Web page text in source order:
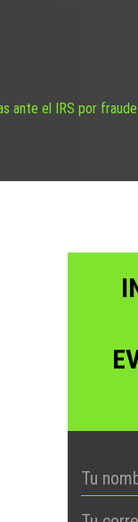
ante el IRS por